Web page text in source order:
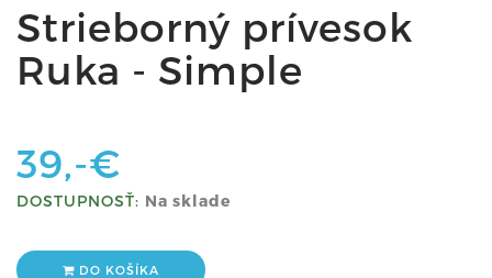
Strieborný prívesok
Ruka - Simple
39,-€
DOSTUPNOSŤ: Na sklade
DO KOŠÍKA